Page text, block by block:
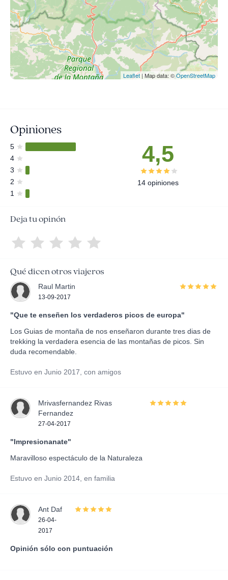
Leaflet| Map data: ©OpenStreetMap
Opiniones
5
4
3
2
1
4,5
14 opiniones
Deja tu opinón
Qué dicen otros viajeros
Raul Martin
13-09-2017
"Que te enseñen los verdaderos picos de europa"
Los Guias de montaña de nos enseñaron durante tres dias de
trekking la verdadera esencia de las montañas de picos. Sin
duda recomendable.
Estuvo en Junio 2017, con amigos
Mrivasfernandez Rivas
Fernandez
27-04-2017
"Impresionanate"
Maravilloso espectáculo de la Naturaleza
Estuvo en Junio 2014, en familia
Ant Daf
26-04-
2017
Opinión sólo con puntuación